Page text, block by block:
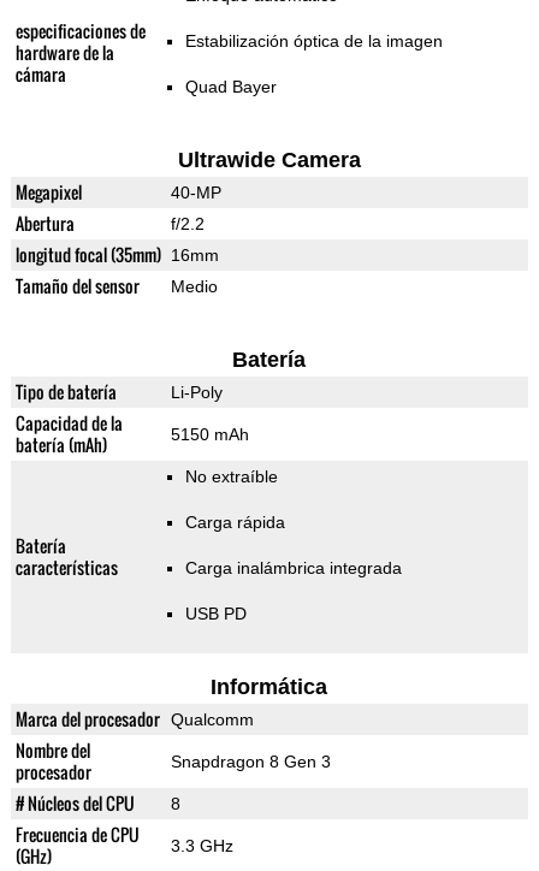
especificaciones de
hardware de la
cámara
Estabilización óptica de la imagen
Quad Bayer
Ultrawide Camera
Megapixel 40-MP
Abertura f/2.2
longitud focal (35mm) 16mm
Tamaño del sensor Medio
Batería
Tipo de batería Li-Poly
Capacidad de la
batería (mAh)
5150 mAh
Batería
características
No extraíble
Carga rápida
Carga inalámbrica integrada
USB PD
Informática
Marca del procesador Qualcomm
Nombre del
procesador
Snapdragon 8 Gen 3
# Núcleos del CPU 8
Frecuencia de CPU
(GHz)
3.3 GHz